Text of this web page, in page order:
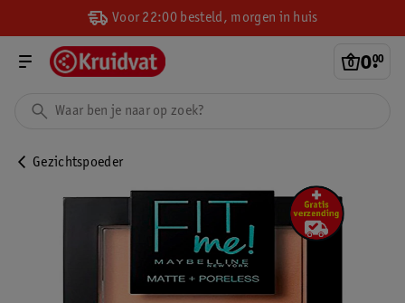
Voor 22:00 besteld, morgen in huis
0.
00
Gezichtspoeder